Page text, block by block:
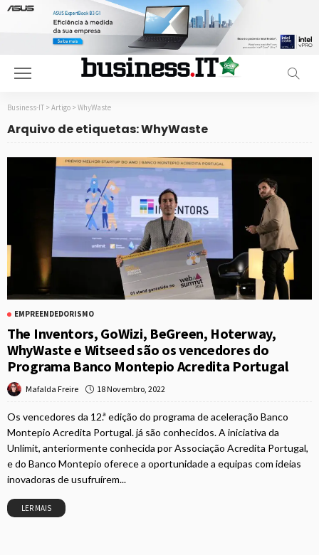
Business-IT > Artigo > WhyWaste
Arquivo de etiquetas: WhyWaste
EMPREENDEDORISMO
The Inventors, GoWizi, BeGreen, Hoterway,
WhyWaste e Witseed são os vencedores do
Programa Banco Montepio Acredita Portugal
Mafalda Freire 18 Novembro, 2022
Os vencedores da 12.ª edição do programa de aceleração Banco
Montepio Acredita Portugal. já são conhecidos. A iniciativa da
Unlimit, anteriormente conhecida por Associação Acredita Portugal,
e do Banco Montepio oferece a oportunidade a equipas com ideias
inovadoras de usufruírem...
LER MAIS